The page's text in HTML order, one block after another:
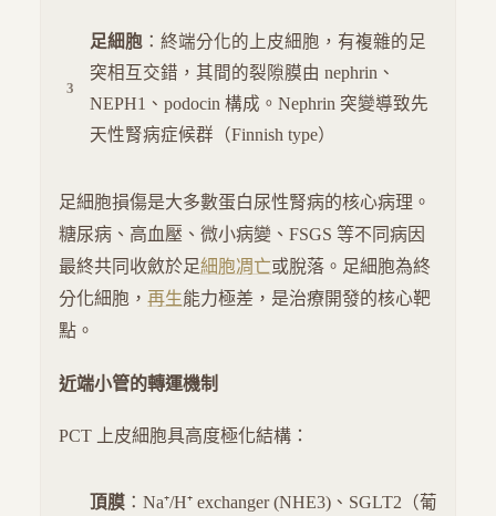
足細胞 ：終端分化的上皮細胞，有複雜的足
突相互交錯，其間的裂隙膜由 nephrin、
NEPH1、podocin 構成。Nephrin 突變導致先
天性腎病症候群（Finnish type）
足細胞損傷是大多數蛋白尿性腎病的核心病理。
糖尿病、高血壓、微小病變、FSGS 等不同病因
最終共同收斂於足細胞凋亡或脫落。足細胞為終
分化細胞， 再生能力極差，是治療開發的核心靶
點。
近端小管的轉運機制
PCT 上皮細胞具高度極化結構：
頂膜 ：Na⁺/H⁺ exchanger (NHE3)、SGLT2（葡